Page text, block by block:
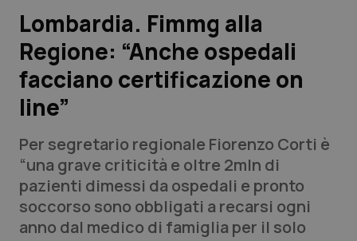
Lavoro e Professioni
Scienza e Farmaci
Studi e Analisi
Lettere al direttore
Edizioni Regionali
QS Pro
Lombardia. Fimmg alla
Regione: “Anche ospedali
facciano certificazione on
line”
Per segretario regionale Fiorenzo Corti è
“una grave criticità e oltre 2mln di
pazienti dimessi da ospedali e pronto
soccorso sono obbligati a recarsi ogni
anno dal medico di famiglia per il solo